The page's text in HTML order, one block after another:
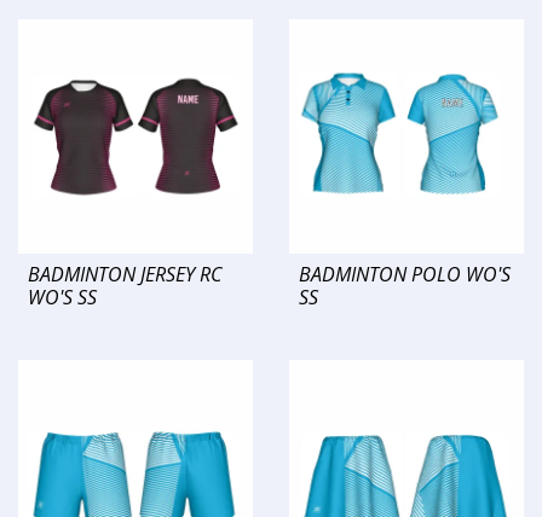
BADMINTON JERSEY RC
WO'S SS
BADMINTON POLO WO'S
SS